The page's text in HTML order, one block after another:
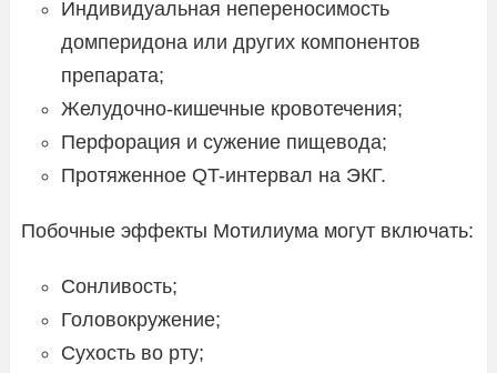
Индивидуальная непереносимость
домперидона или других компонентов
препарата;
Желудочно-кишечные кровотечения;
Перфорация и сужение пищевода;
Протяженное QT-интервал на ЭКГ.
Побочные эффекты Мотилиума могут включать:
Сонливость;
Головокружение;
Сухость во рту;